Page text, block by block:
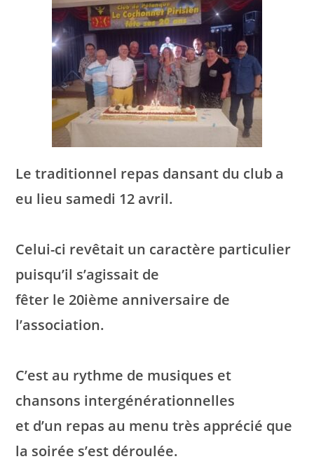
Le traditionnel repas dansant du club a
eu lieu samedi 12 avril.
Celui-ci revêtait un caractère particulier
puisqu’il s’agissait de
fêter le 20ième anniversaire de
l’association.
C’est au rythme de musiques et
chansons intergénérationnelles
et d’un repas au menu très apprécié que
la soirée s’est déroulée.